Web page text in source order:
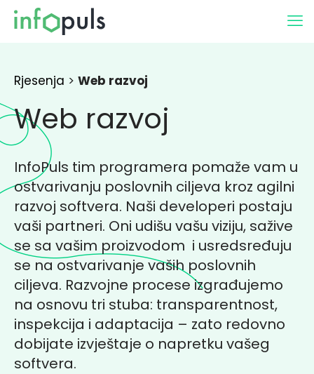
Rjesenja > Web razvoj
Web razvoj
InfoPuls tim programera pomaže vam u
ostvarivanju poslovnih ciljeva kroz agilni
razvoj softvera. Naši developeri postaju
vaši partneri. Oni udišu vašu viziju, sažive
se sa vašim proizvodom i usredsređuju
se na ostvarivanje vaših poslovnih
ciljeva. Razvojne procese izgrađujemo
na osnovu tri stuba: transparentnost,
inspekcija i adaptacija – zato redovno
dobijate izvještaje o napretku vašeg
softvera.